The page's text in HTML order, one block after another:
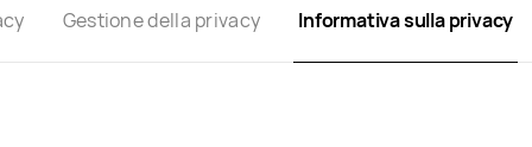
Gestione della privacy Informativa sulla privacy